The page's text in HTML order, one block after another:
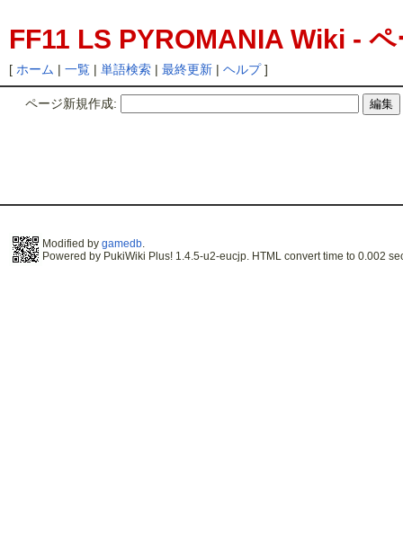
FF11 LS PYROMANIA Wiki -
[ ホーム | 一覧| 単語検索| 最終更新| ヘルプ]
ページ新規作成:
Modified by gamedb.
Powered by PukiWiki Plus! 1.4.5-u2-eucjp. HTML convert time to 0.002